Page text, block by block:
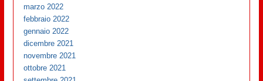
marzo 2022
febbraio 2022
gennaio 2022
dicembre 2021
novembre 2021
ottobre 2021